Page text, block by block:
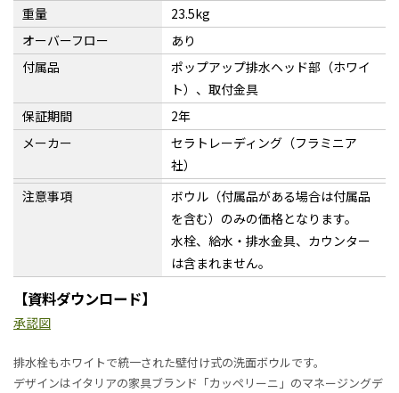
重量
23.5kg
オーバーフロー
あり
付属品
ポップアップ排水ヘッド部（ホワイ
ト）、取付金具
保証期間
2年
メーカー
セラトレーディング（フラミニア
社）
注意事項
ボウル（付属品がある場合は付属品
を含む）のみの価格となります。
水栓、給水・排水金具、カウンター
は含まれません。
【資料ダウンロード】
承認図
排水栓もホワイトで統一された壁付け式の洗面ボウルです。
デザインはイタリアの家具ブランド「カッペリーニ」のマネージングデ